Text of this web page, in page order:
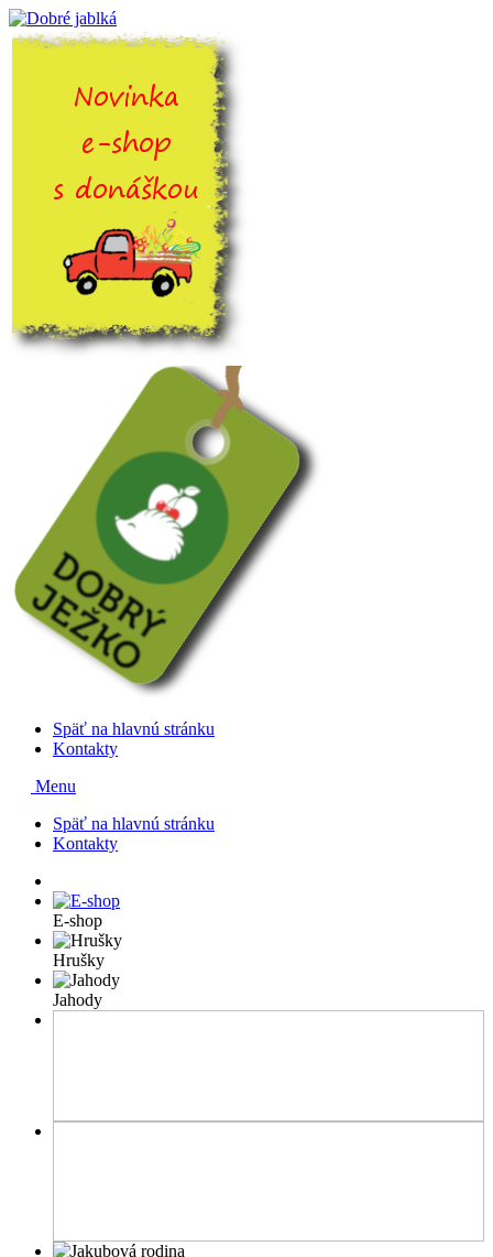
Späť na hlavnú stránku
Kontakty
Menu
Späť na hlavnú stránku
Kontakty
E-shop
Hrušky
Jahody